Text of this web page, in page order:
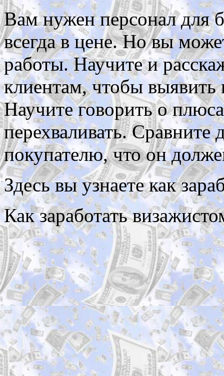
Вам нужен персонал для
всегда в цене. Но вы
работы. Научите и
клиентам, чтобы
Научите говорить о
перехваливать.
покупателю, что он
Здесь вы узнаете как
Как заработать